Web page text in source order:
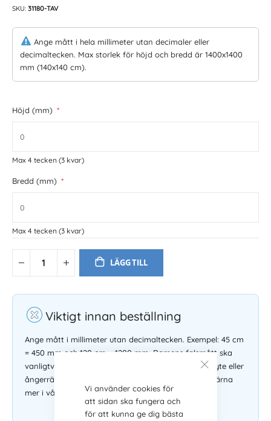
Vi använder cookies för
att sidan ska fungera och
för att kunna ge dig bästa
SKU 31180-TAV
Ange mått i hela millimeter utan decimaler eller
decimaltecken. Max storlek för höjd och bredd är 1400x1400
mm (140x140 cm).
Höjd (mm)
Max 4 tecken (3 kvar)
Bredd (mm)
Max 4 tecken (3 kvar)
LÄGG TILL
Viktigt innan beställning
Ange mått i millimeter utan decimaltecken. Exempel: 45 cm
= 450 mm och 120 cm = 1200 mm. Ramens falsmått ska
vanligtvis vara två millimter större än bildmåttet. Byte eller
ångerrätt gäller inte på måttbeställda ramar. Läs gärna
mer i våra
köpvillkor